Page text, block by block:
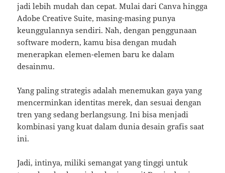
jadi lebih mudah dan cepat. Mulai dari Canva hingga
Adobe Creative Suite, masing-masing punya
keunggulannya sendiri. Nah, dengan penggunaan
software modern, kamu bisa dengan mudah
menerapkan elemen-elemen baru ke dalam
desainmu.
Yang paling strategis adalah menemukan gaya yang
mencerminkan identitas merek, dan sesuai dengan
tren yang sedang berlangsung. Ini bisa menjadi
kombinasi yang kuat dalam dunia desain grafis saat
ini.
Jadi, intinya, miliki semangat yang tinggi untuk